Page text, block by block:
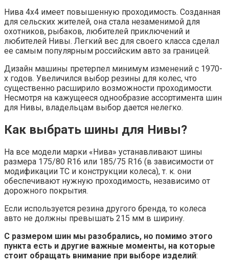
Нива 4х4 имеет повышенную проходимость. Созданная
для сельских жителей, она стала незаменимой для
охотников, рыбаков, любителей приключений и
любителей Нивы. Легкий вес для своего класса сделал
ее самым популярным российским авто за границей.
Дизайн машины претерпел минимум изменений с 1970-
х годов. Увеличился выбор резины для колес, что
существенно расширило возможности проходимости.
Несмотря на кажущееся однообразие ассортимента шин
для Нивы, владельцам выбор дается нелегко.
Как выбрать шины для Нивы?
На все модели марки «Нива» устанавливают шины
размера 175/80 R16 или 185/75 R16 (в зависимости от
модификации ТС и конструкции колеса), т. к. они
обеспечивают нужную проходимость, независимо от
дорожного покрытия.
Если используется резина другого бренда, то колеса
авто не должны превышать 215 мм в ширину.
С размером шин мы разобрались, но помимо этого
пункта есть и другие важные моменты, на которые
стоит обращать внимание при выборе изделий: